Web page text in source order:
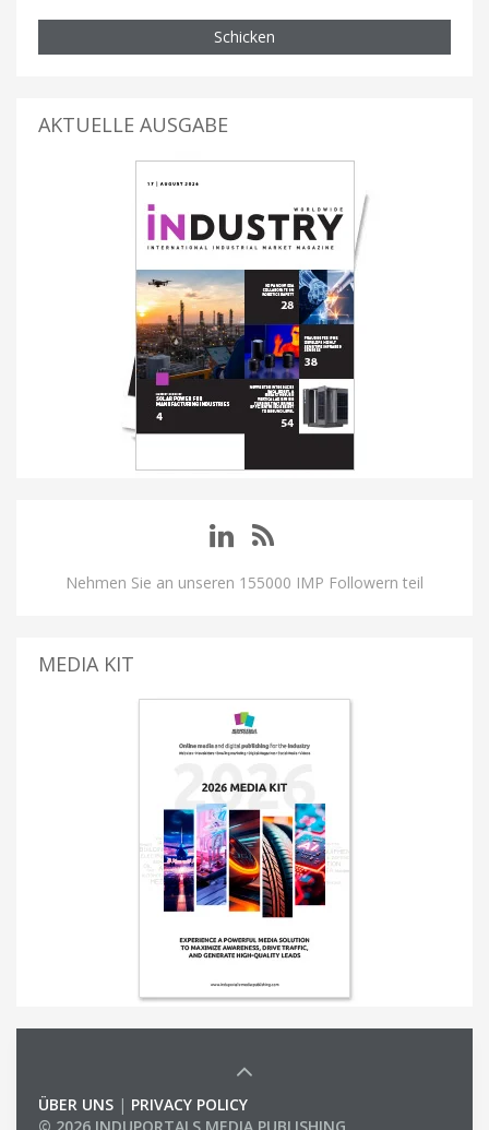
Schicken
AKTUELLE AUSGABE
Nehmen Sie an unseren 155000 IMP Followern teil
MEDIA KIT
ÜBER UNS | PRIVACY POLICY